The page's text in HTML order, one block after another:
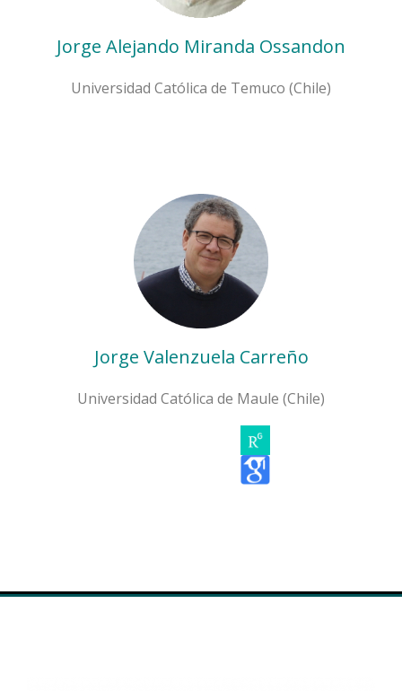
Jorge Alejando Miranda Ossandon
Universidad Católica de Temuco (Chile)
Jorge Valenzuela Carreño
Universidad Católica de Maule (Chile)